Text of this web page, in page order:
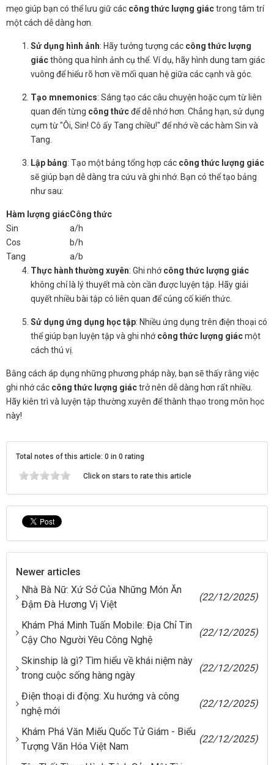
mẹo giúp bạn có thể lưu giữ các công thức lượng giáctrong tâm trí
một cách dễ dàng hơn.
Sử dụng hình ảnh: Hãy tưởng tượng các công thức lượng
giácthông qua hình ảnh cụ thể. Ví dụ, hãy hình dung tam giác
vuông để hiểu rõ hơn về mối quan hệ giữa các cạnh và góc.
Tạo mnemonics: Sáng tạo các câu chuyện hoặc cụm từ liên
quan đến từng công thứcđể dễ nhớ hơn. Chẳng hạn, sử dụng
cụm từ "Ôi, Sin! Cô ấy Tang chiều!" để nhớ về các hàm Sin và
Tang.
Lập bảng: Tạo một bảng tổng hợp các công thức lượng giác
sẽ giúp bạn dễ dàng tra cứu và ghi nhớ. Bạn có thể tạo bảng
như sau:
Hàm lượng giácCông thức
Sin
a/h
Cos
b/h
Tang
a/b
Thực hành thường xuyên: Ghi nhớcông thức lượng giác
không chỉ là lý thuyết mà còn cần được luyện tập. Hãy giải
quyết nhiều bài tập có liên quan để củng cố kiến thức.
Sử dụng ứng dụng học tập: Nhiều ứng dụng trên điện thoại có
thể giúp bạn luyện tập và ghi nhớcông thức lượng giácmột
cách thú vị.
Bằng cách áp dụng những phương pháp này, bạn sẽ thấy rằng việc
ghi nhớ các công thức lượng giáctrở nên dễ dàng hơn rất nhiều.
Hãy kiên trì và luyện tập thường xuyên để thành thạo trong môn học
này!
Total notes of this article: 0 in 0 rating
Click on stars to rate this article
Newer articles
Nhà Bà Nữ: Xứ Sở Của Những Món Ăn
Đậm Đà Hương Vị Việt
(22/12/2025)
Khám Phá Minh Tuấn Mobile: Địa Chỉ Tin
Cậy Cho Người Yêu Công Nghệ
(22/12/2025)
Skinship là gì? Tìm hiểu về khái niệm này
trong cuộc sống hàng ngày
(22/12/2025)
Điện thoại di động: Xu hướng và công
nghệ mới
(22/12/2025)
Khám Phá Văn Miếu Quốc Tử Giám - Biểu
Tượng Văn Hóa Việt Nam
(22/12/2025)